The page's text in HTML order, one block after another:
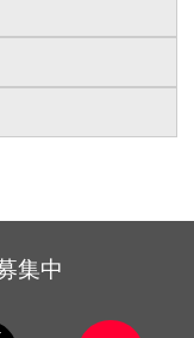
集中